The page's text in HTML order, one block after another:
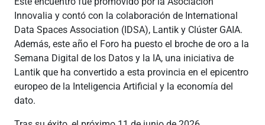
Innovalia y contó con la colaboración de International
Data Spaces Association (IDSA), Lantik y Clúster GAIA.
Además, este año el Foro ha puesto el broche de oro a la
Semana Digital de los Datos y la IA, una iniciativa de
Lantik que ha convertido a esta provincia en el epicentro
europeo de la Inteligencia Artificial y la economía del
dato.